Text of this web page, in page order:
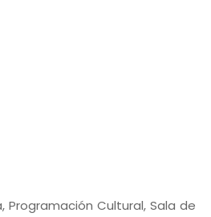
Programación Cultural, Sala de